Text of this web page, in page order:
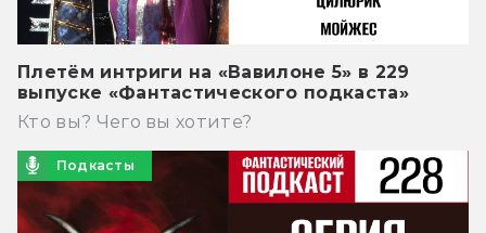
Плетём интриги на «Вавилоне 5» в 229
выпуске «Фантастического подкаста»
Кто вы? Чего вы хотите?
Подкасты